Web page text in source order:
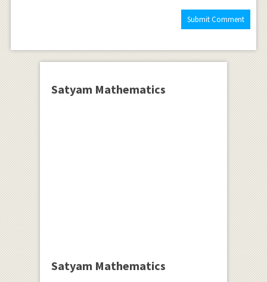
Satyam Mathematics
Satyam Mathematics